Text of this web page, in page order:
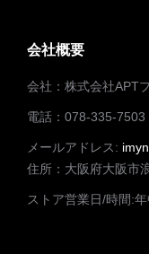
会社概要
会社：株式会社APT
電話：078-335-7503
メールアドレス:
住所：大阪府大阪市
ストア営業日/時間: